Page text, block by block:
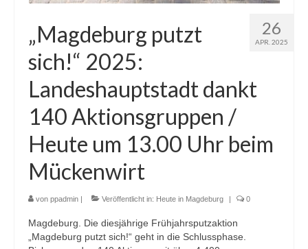
26
APR. 2025
„Magdeburg putzt
sich!“ 2025:
Landeshauptstadt dankt
140 Aktionsgruppen /
Heute um 13.00 Uhr beim
Mückenwirt
von ppadmin Veröffentlicht in: Heute in Magdeburg 0
Magdeburg. Die diesjährige Frühjahrsputzaktion
„Magdeburg putzt sich!“ geht in die Schlussphase.